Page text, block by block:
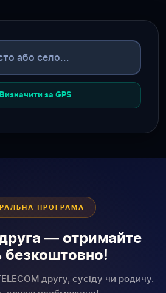
Визначити за GPS
ПРОГРАМА
— отримайте
безкоштовно!
другу, сусіду чи родичу.